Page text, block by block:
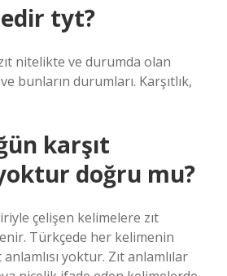
tyt?
nitelikte ve durumda olan
bunların durumları. Karşıtlık,
karşıt
doğru mu?
çelişen kelimelere zıt
Türkçede her kelimenin
anlamlısı yoktur. Zıt anlamlılar